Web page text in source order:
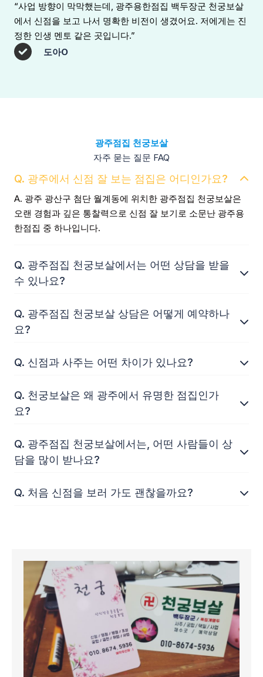
“사업 방향이 막막했는데, 광주용한점집 백두장군 천궁보살
에서 신점을 보고 나서 명확한 비전이 생겼어요. 저에게는 진
정한 인생 멘토 같은 곳입니다.”
도아O
광주점집 천궁보살
자주 묻는 질문 FAQ
Q. 광주에서 신점 잘 보는 점집은 어디인가요?
A. 광주 광산구 첨단 월계동에 위치한 광주점집 천궁보살은
오랜 경험과 깊은 통찰력으로 신점 잘 보기로 소문난 광주용
한점집 중 하나입니다.
Q. 광주점집 천궁보살에서는 어떤 상담을 받을
수 있나요?
Q. 광주점집 천궁보살 상담은 어떻게 예약하나
요?
Q. 신점과 사주는 어떤 차이가 있나요?
Q. 천궁보살은 왜 광주에서 유명한 점집인가
요?
Q. 광주점집 천궁보살에서는, 어떤 사람들이 상
담을 많이 받나요?
Q. 처음 신점을 보러 가도 괜찮을까요?